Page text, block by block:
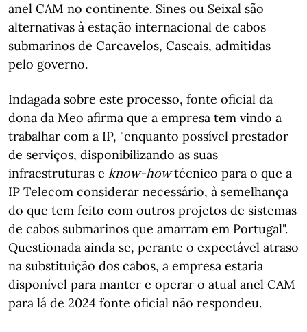
anel CAM no continente. Sines ou Seixal são
alternativas à estação internacional de cabos
submarinos de Carcavelos, Cascais, admitidas
pelo governo.
Indagada sobre este processo, fonte oficial da
dona da Meo afirma que a empresa tem vindo a
trabalhar com a IP, "enquanto possível prestador
de serviços, disponibilizando as suas
infraestruturas e know-howtécnico para o que a
IP Telecom considerar necessário, à semelhança
do que tem feito com outros projetos de sistemas
de cabos submarinos que amarram em Portugal".
Questionada ainda se, perante o expectável atraso
na substituição dos cabos, a empresa estaria
disponível para manter e operar o atual anel CAM
para lá de 2024 fonte oficial não respondeu.